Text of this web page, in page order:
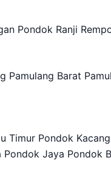
Pondok Ranji
Pamulang Barat
Timur Pondok
Jaya Pondok